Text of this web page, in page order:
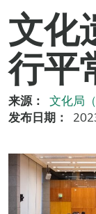
文化
行平
来源：
文化局（
发布日期：